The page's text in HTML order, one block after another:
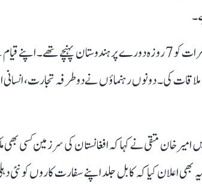
واضح رہے کہ امیر خان متقی جمعرات کو 7 روزہ دورے پر
کی۔ دونوں رہنماؤں نے دوطرفہ تجارت، انسانی
امیر خان متقی نے کہا کہ افغانستان کی سرزمین کسی
اعلان کیا کہ کابل جلد اپنے سفارت کاروں کو نئی